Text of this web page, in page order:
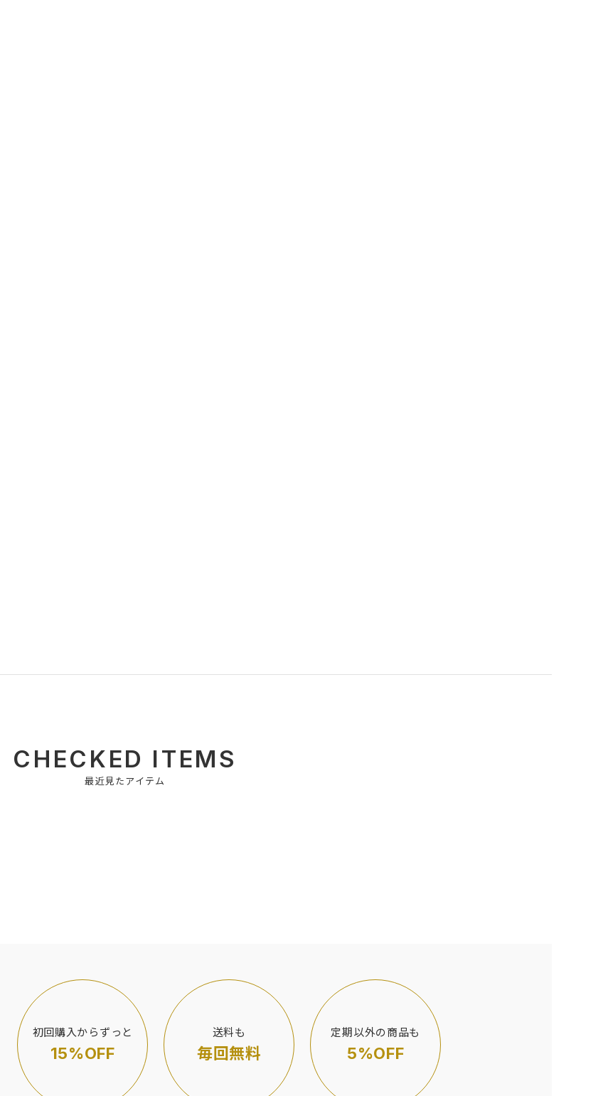
CHECKED ITEMS
最近見たアイテム
初回購入からずっと
15%OFF
送料も
毎回無料
定期以外の商品も
5%OFF